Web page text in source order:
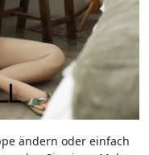
ändern oder einfach